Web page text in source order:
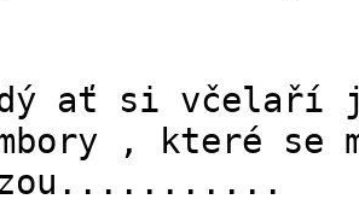
ať si včelaří
, které se